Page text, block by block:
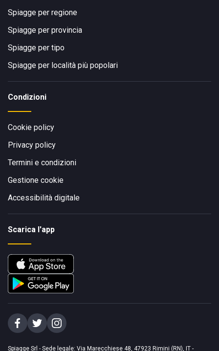
Spiagge per regione
Spiagge per provincia
Spiagge per tipo
Spiagge per località più popolari
Condizioni
Cookie policy
Privacy policy
Termini e condizioni
Gestione cookie
Accessibilità digitale
Scarica l'app
Spiagge Srl - Sede legale: Via Marecchiese 48, 47923 Rimini (RN), IT -